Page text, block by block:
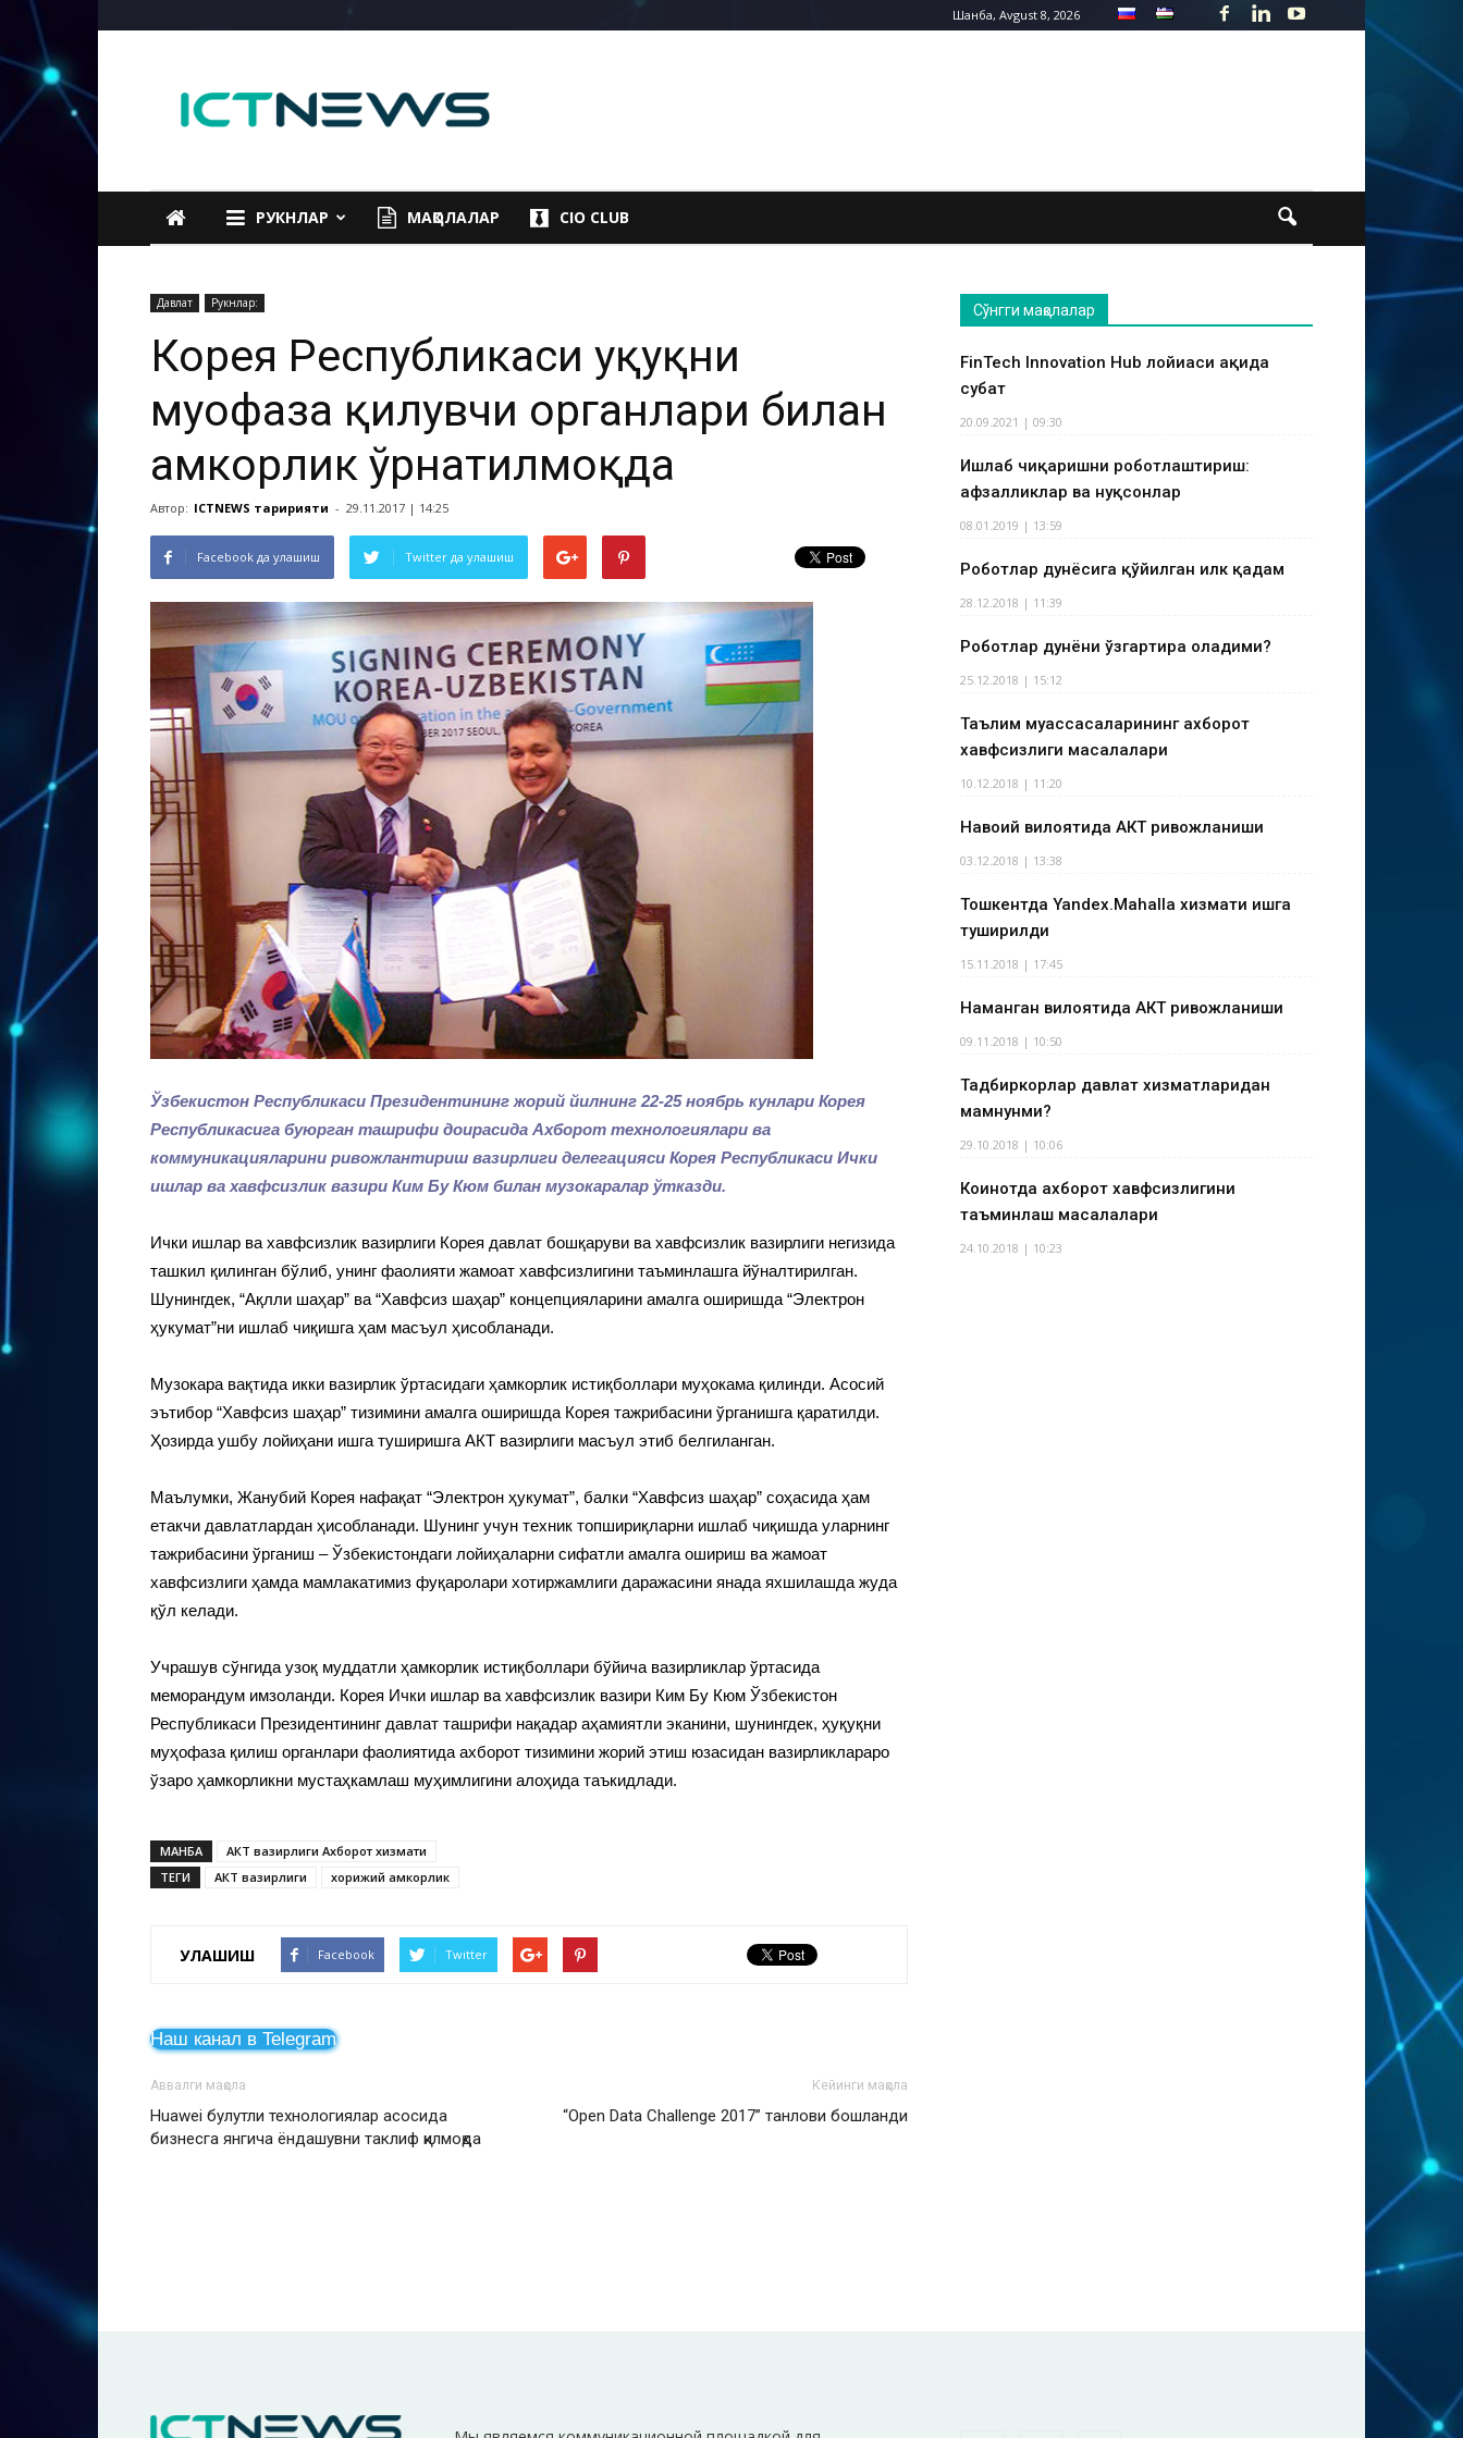
Шанба, Avgust 8, 2026
РУКНЛАР МАҚОЛАЛАР CIO CLUB
Давлат Рукнлар:
Корея Республикаси ҳуқуқни
муҳофаза қилувчи органлари билан
ҳамкорлик ўрнатилмоқда
Автор: ICTNEWS таҳририяти - 29.11.2017 | 14:25
Facebook да улашиш Twitter да улашиш
Ўзбекистон Республикаси Президентининг жорий йилнинг 22-25 ноябрь кунлари Корея
Республикасига буюрган ташрифи доирасида Ахборот технологиялари ва
коммуникацияларини ривожлантириш вазирлиги делегацияси Корея Республикаси Ички
ишлар ва хавфсизлик вазири Ким Бу Кюм билан музокаралар ўтказди.
Ички ишлар ва хавфсизлик вазирлиги Корея давлат бошқаруви ва хавфсизлик вазирлиги негизида
ташкил қилинган бўлиб, унинг фаолияти жамоат хавфсизлигини таъминлашга йўналтирилган.
Шунингдек, “Ақлли шаҳар” ва “Хавфсиз шаҳар” концепцияларини амалга оширишда “Электрон
ҳукумат”ни ишлаб чиқишга ҳам масъул ҳисобланади.
Музокара вақтида икки вазирлик ўртасидаги ҳамкорлик истиқболлари муҳокама қилинди. Асосий
эътибор “Хавфсиз шаҳар” тизимини амалга оширишда Корея тажрибасини ўрганишга қаратилди.
Ҳозирда ушбу лойиҳани ишга туширишга АКТ вазирлиги масъул этиб белгиланган.
Маълумки, Жанубий Корея нафақат “Электрон ҳукумат”, балки “Хавфсиз шаҳар” соҳасида ҳам
етакчи давлатлардан ҳисобланади. Шунинг учун техник топшириқларни ишлаб чиқишда уларнинг
тажрибасини ўрганиш – Ўзбекистондаги лойиҳаларни сифатли амалга ошириш ва жамоат
хавфсизлиги ҳамда мамлакатимиз фуқаролари хотиржамлиги даражасини янада яхшилашда жуда
қўл келади.
Учрашув сўнгида узоқ муддатли ҳамкорлик истиқболлари бўйича вазирликлар ўртасида
меморандум имзоланди. Корея Ички ишлар ва хавфсизлик вазири Ким Бу Кюм Ўзбекистон
Республикаси Президентининг давлат ташрифи нақадар аҳамиятли эканини, шунингдек, ҳуқуқни
муҳофаза қилиш органлари фаолиятида ахборот тизимини жорий этиш юзасидан вазирликлараро
ўзаро ҳамкорликни мустаҳкамлаш муҳимлигини алоҳида таъкидлади.
МАНБА
АКТ вазирлиги Ахборот хизмати
ТЕГИ
АКТ вазирлиги хорижий ҳамкорлик
УЛАШИШ Facebook Twitter
Наш канал в Telegram
Аввалги мақола
Huawei булутли технологиялар асосида
бизнесга янгича ёндашувни таклиф қилмоқда
Кейинги мақола
“Open Data Challenge 2017” танлови бошланди
Сўнгги мақолалар
FinTech Innovation Hub лойиҳаси ҳақида
суҳбат
20.09.2021 | 09:30
Ишлаб чиқаришни роботлаштириш:
афзалликлар ва нуқсонлар
08.01.2019 | 13:59
Роботлар дунёсига қўйилган илк қадам
28.12.2018 | 11:39
Роботлар дунёни ўзгартира оладими?
25.12.2018 | 15:12
Таълим муассасаларининг ахборот
хавфсизлиги масалалари
10.12.2018 | 11:20
Навоий вилоятида АКТ ривожланиши
03.12.2018 | 13:38
Тошкентда Yandex.Mahalla хизмати ишга
туширилди
15.11.2018 | 17:45
Наманган вилоятида АКТ ривожланиши
09.11.2018 | 10:50
Тадбиркорлар давлат хизматларидан
мамнунми?
29.10.2018 | 10:06
Коинотда ахборот хавфсизлигини
таъминлаш масалалари
24.10.2018 | 10:23